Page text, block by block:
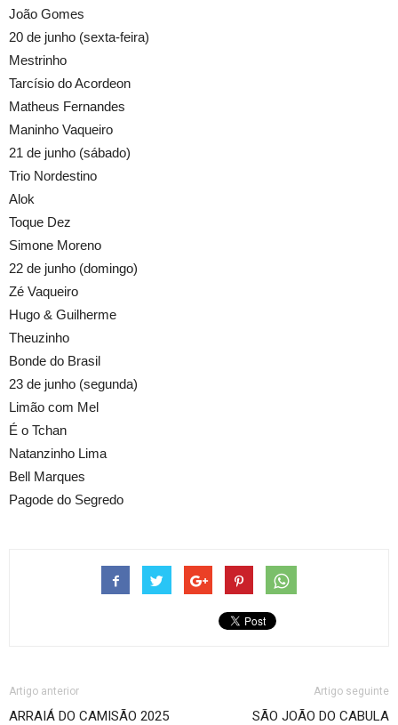
João Gomes
20 de junho (sexta-feira)
Mestrinho
Tarcísio do Acordeon
Matheus Fernandes
Maninho Vaqueiro
21 de junho (sábado)
Trio Nordestino
Alok
Toque Dez
Simone Moreno
22 de junho (domingo)
Zé Vaqueiro
Hugo & Guilherme
Theuzinho
Bonde do Brasil
23 de junho (segunda)
Limão com Mel
É o Tchan
Natanzinho Lima
Bell Marques
Pagode do Segredo
Artigo anterior
ARRAIÁ DO CAMISÃO 2025
Artigo seguinte
SÃO JOÃO DO CABULA